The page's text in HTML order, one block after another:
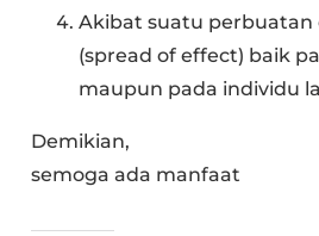
Akibat suatu perbuatan
(spread of effect) baik
maupun pada individu
Demikian,
semoga ada manfaat